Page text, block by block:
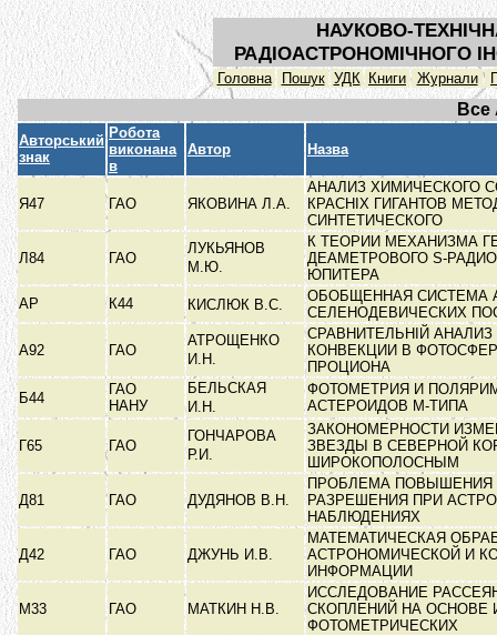
НАУКОВО-
РАДІОАСТРОНОМІЧНОГО
Головна Пошук УДК Книги Журнали
Все
Авторський
знак
Робота
виконана
в
Автор Назва
Я47 ГАО ЯКОВИНА Л.А.
АНАЛИЗ ХИМИЧЕСКОГО
КРАСНІХ ГИГАНТОВ
СИНТЕТИЧЕСКОГО
Л84 ГАО
ЛУКЬЯНОВ
М.Ю.
К ТЕОРИИ МЕХАНИЗМА
ДЕАМЕТРОВОГО S-
ЮПИТЕРА
АР
К44 КИСЛЮК В.С.
ОБОБЩЕННАЯ СИСТЕМА
СЕЛЕНОДЕВИЧЕСКИХ
А92 ГАО
АТРОЩЕНКО
И.Н.
СРАВНИТЕЛЬНІЙ
КОНВЕКЦИИ В
ПРОЦИОНА
Б44
ГАО
НАНУ
БЕЛЬСКАЯ
И.Н.
ФОТОМЕТРИЯ И
АСТЕРОИДОВ М-ТИПА
Г65 ГАО
ГОНЧАРОВА
Р.И.
ЗАКОНОМЕРНОСТИ
ЗВЕЗДЫ В СЕВЕРНОЙ
ШИРОКОПОЛОСНЫМ
Д81 ГАО ДУДЯНОВ В.Н.
ПРОБЛЕМА ПОВЫШЕНИЯ
РАЗРЕШЕНИЯ ПРИ
НАБЛЮДЕНИЯХ
Д42 ГАО ДЖУНЬ И.В.
МАТЕМАТИЧЕСКАЯ
АСТРОНОМИЧЕСКОЙ И
ИНФОРМАЦИИ
М33 ГАО МАТКИН Н.В.
ИССЛЕДОВАНИЕ
СКОПЛЕНИЙ НА ОСНОВЕ
ФОТОМЕТРИЧЕСКИХ